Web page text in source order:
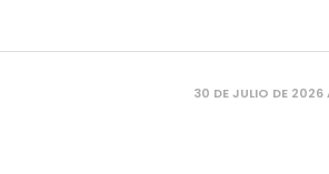
30 DE JULIO DE 2026